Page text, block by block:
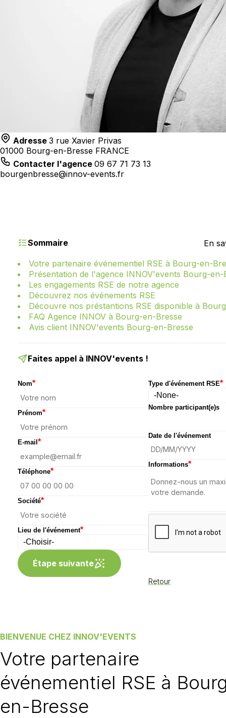
Adresse 3 rue Xavier Privas
01000 Bourg-en-Bresse FRANCE
Contacter l'agence 09 67 71 73 13
bourgenbresse@innov-events.fr
Sommaire
En
Votre partenaire événementiel RSE à Bourg-en-
Présentation de l'agence INNOV'events Bourg-en-
Les engagements RSE de notre agence
Découvrez nos événements RSE
Découvre nos préstantions RSE disponible à
FAQ Agence INNOV à Bourg-en-Bresse
Avis client INNOV'events Bourg-en-Bresse
Faites appel à INNOV'events !
Nom*
Prénom*
E-mail *
Téléphone*
Société*
Lieu de l'événement*
Étape suivante
Type d'événement RSE*
Nombre participant(e)s
Date de l'événement
Informations*
Retour
BIENVENUE CHEZ INNOV'EVENTS
Votre partenaire
événementiel RSE à
en-Bresse